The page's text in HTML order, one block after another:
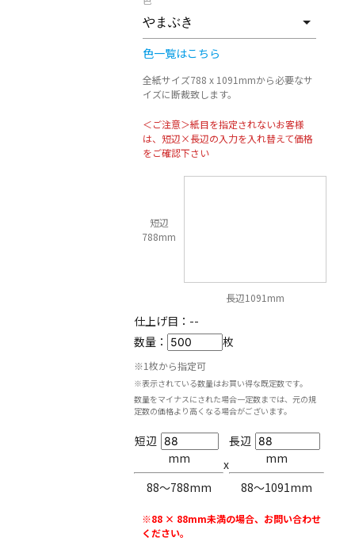
色一覧はこちら
全紙サイズ788 x 1091mmから必要なサ
イズに断裁致します。
＜ご注意＞紙目を指定されないお客様
は、短辺×長辺の入力を入れ替えて価格
をご確認下さい
短辺
788mm
長辺1091mm
仕上げ目： --
数量：
枚
※1枚から指定可
※表示されている数量はお買い得な既定数です。
数量をマイナスにされた場合一定数までは、元の規
定数の価格より高くなる場合がございます。
短辺
mm
88〜788mm
x
長辺
mm
88〜1091mm
※88 × 88mm未満の場合、お問い合わせ
ください。